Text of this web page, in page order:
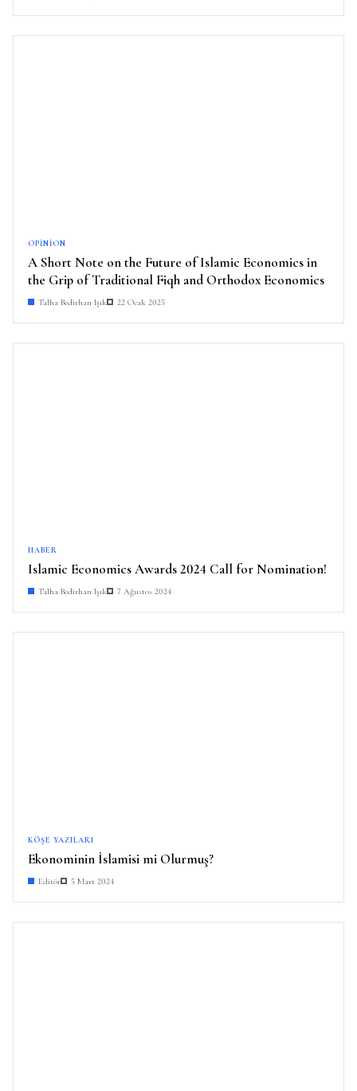
OPINION
A Short Note on the Future of Islamic Economics in
the Grip of Traditional Fiqh and Orthodox Economics
Talha Bedirhan Işık 22 Ocak 2025
HABER
Islamic Economics Awards 2024 Call for Nomination!
Talha Bedirhan Işık 7 Ağustos 2024
KÖŞE YAZILARI
Ekonominin İslamisi mi Olurmuş?
Editör 5 Mart 2024